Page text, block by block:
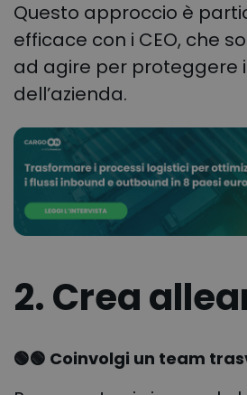
Questo approccio è
efficace con i CEO, che
ad agire per proteggere
dell’azienda.
2. Crea
🟢🟢 Coinvolgi un team